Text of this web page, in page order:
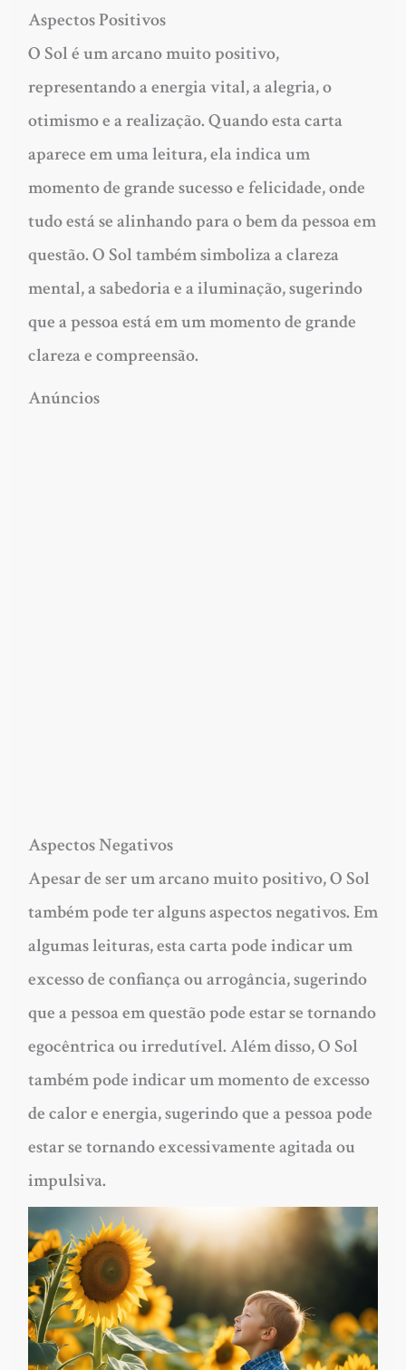
Aspectos Positivos
O Sol é um arcano muito positivo,
representando a energia vital, a alegria, o
otimismo e a realização. Quando esta carta
aparece em uma leitura, ela indica um
momento de grande sucesso e felicidade, onde
tudo está se alinhando para o bem da pessoa em
questão. O Sol também simboliza a clareza
mental, a sabedoria e a iluminação, sugerindo
que a pessoa está em um momento de grande
clareza e compreensão.
Anúncios
Aspectos Negativos
Apesar de ser um arcano muito positivo, O Sol
também pode ter alguns aspectos negativos. Em
algumas leituras, esta carta pode indicar um
excesso de confiança ou arrogância, sugerindo
que a pessoa em questão pode estar se tornando
egocêntrica ou irredutível. Além disso, O Sol
também pode indicar um momento de excesso
de calor e energia, sugerindo que a pessoa pode
estar se tornando excessivamente agitada ou
impulsiva.